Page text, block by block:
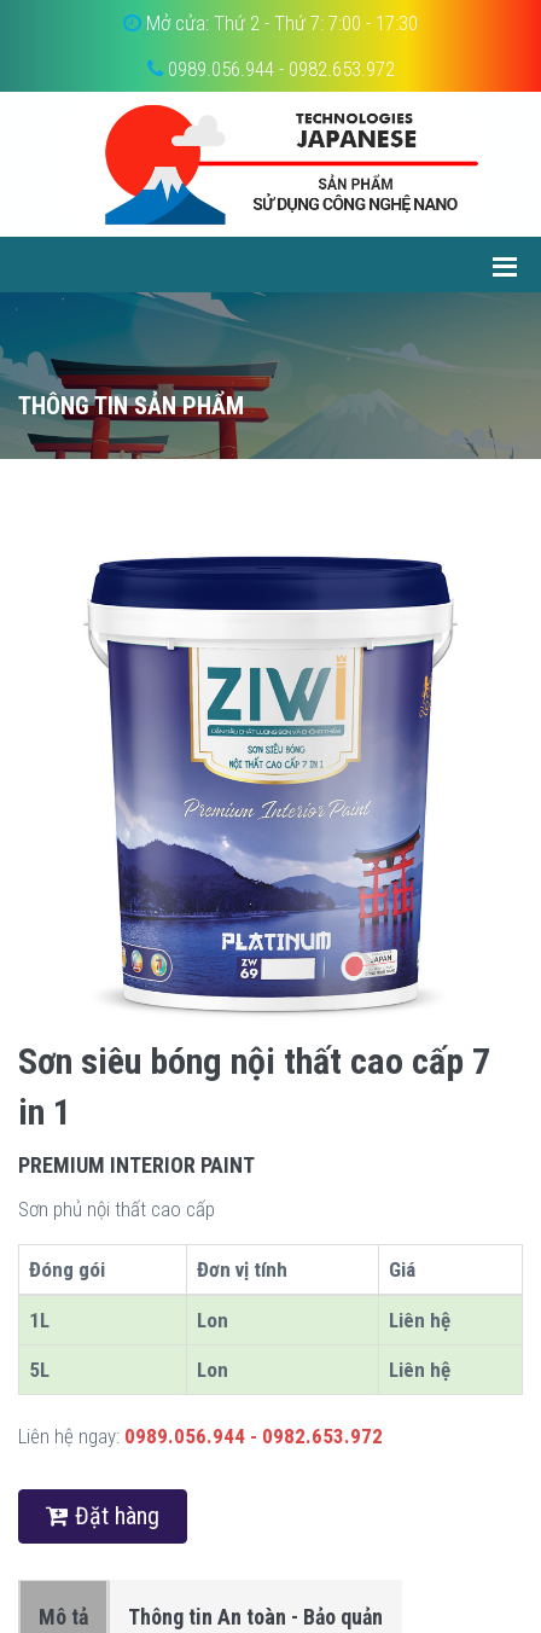
Mở cửa: Thứ 2 - Thứ 7: 7:00 - 17:30
0989.056.944 - 0982.653.972
THÔNG TIN SẢN PHẨM
Sơn siêu bóng nội thất cao cấp 7
in 1
PREMIUM INTERIOR PAINT
Sơn phủ nội thất cao cấp
Đóng gói Đơn vị tính Giá
1L Lon Liên hệ
5L Lon Liên hệ
Liên hệ ngay: 0989.056.944 - 0982.653.972
Đặt hàng
Mô tả Thông tin An toàn - Bảo quản